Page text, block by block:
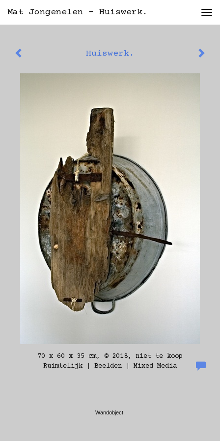
Mat Jongenelen - Huiswerk.
Huiswerk.
70 x 60 x 35 cm, © 2018, niet te koop
Ruimtelijk | Beelden | Mixed Media
Wandobject.